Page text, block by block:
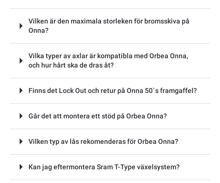
Vilken är den maximala storleken för bromsskiva på
Onna?
Vilka typer av axlar är kompatibla med Orbea Onna,
och hur hårt ska de dras åt?
Finns det Lock Out och retur på Onna 50`s framgaffel?
Går det att montera ett stöd på Orbea Onna?
Vilken typ av lås rekomenderas för Orbea Onna?
Kan jag eftermontera Sram T-Type växelsystem?